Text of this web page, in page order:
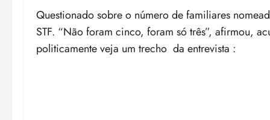
Questionado sobre o número de familiares
STF. “Não foram cinco, foram só três”, afirmou,
politicamente veja um trecho da entrevista :